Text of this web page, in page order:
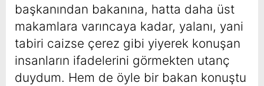
başkanından bakanına, hatta daha üst
makamlara varıncaya kadar, yalanı, yani
tabiri caizse çerez gibi yiyerek konuşan
insanların ifadelerini görmekten utanç
duydum. Hem de öyle bir bakan konuştu